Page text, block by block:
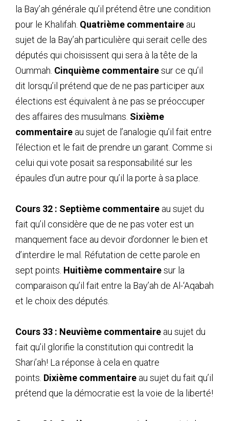
la Bay’ah générale qu’il prétend être une condition
pour le Khalifah. Quatrième commentaire au
sujet de la Bay’ah particulière qui serait celle des
députés qui choisissent qui sera à la tête de la
Oummah. Cinquième commentairesur ce qu’il
dit lorsqu’il prétend que de ne pas participer aux
élections est équivalent à ne pas se préoccuper
des affaires des musulmans. Sixième
commentaire au sujet de l’analogie qu’il fait entre
l’élection et le fait de prendre un garant. Comme si
celui qui vote posait sa responsabilité sur les
épaules d’un autre pour qu’il la porte à sa place.
Cours 32 : Septième commentaire au sujet du
fait qu’il considère que de ne pas voter est un
manquement face au devoir d’ordonner le bien et
d’interdire le mal. Réfutation de cette parole en
sept points. Huitième commentairesur la
comparaison qu’il fait entre la Bay’ah de Al-‘Aqabah
et le choix des députés.
Cours 33 : Neuvième commentaire au sujet du
fait qu’il glorifie la constitution qui contredit la
Shari’ah! La réponse à cela en quatre
points. Dixième commentaire au sujet du fait qu’il
prétend que la démocratie est la voie de la liberté!